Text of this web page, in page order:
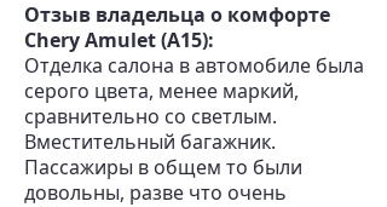
Отзыв владельца о комфорте
Chery Amulet (A15):
Отделка салона в автомобиле была
серого цвета, менее маркий,
сравнительно со светлым.
Вместительный багажник.
Пассажиры в общем то были
довольны, разве что очень